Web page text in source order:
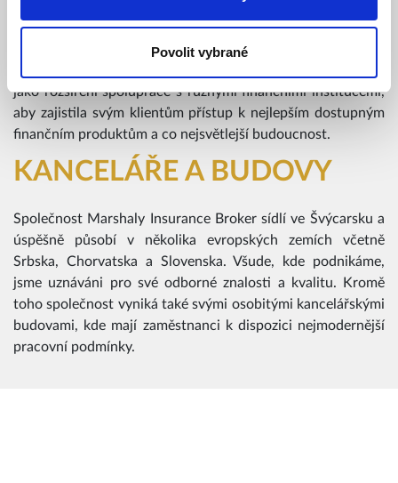
Povolit vybrané
Broker o pozici přední makléřské společnosti na všech
jako rozšíření spolupráce s různými finančními institucemi,
aby zajistila svým klientům přístup k nejlepším dostupným
finančním produktům a co nejsvětlejší budoucnost.
KANCELÁŘE A BUDOVY
Společnost Marshaly Insurance Broker sídlí ve Švýcarsku a
úspěšně působí v několika evropských zemích včetně
Srbska, Chorvatska a Slovenska. Všude, kde podnikáme,
jsme uznáváni pro své odborné znalosti a kvalitu. Kromě
toho společnost vyniká také svými osobitými kancelářskými
budovami, kde mají zaměstnanci k dispozici nejmodernější
pracovní podmínky.